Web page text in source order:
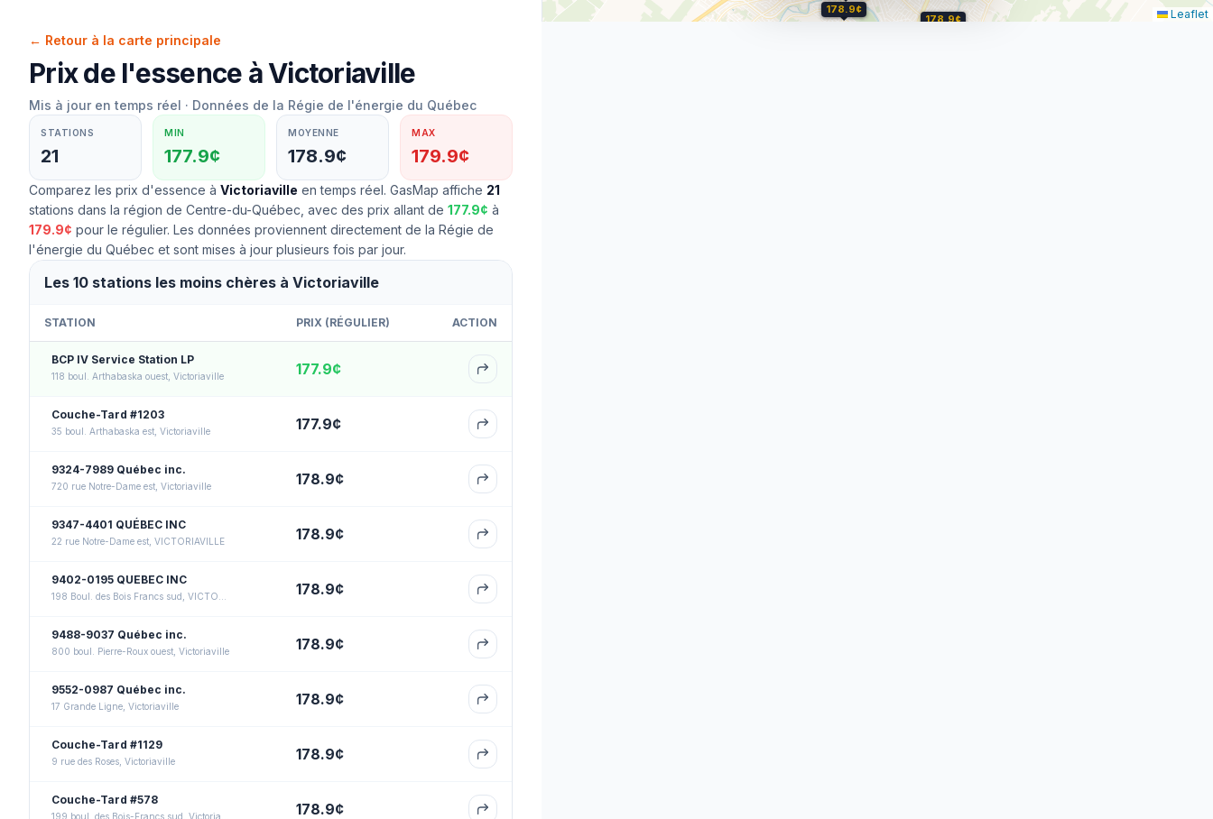
178.9¢
178.9¢ Leaflet
← Retour à la carte principale
Prix de l'essence àVictoriaville
Mis à jour en temps réel · Données de la Régie de l'énergie du Québec
STATIONS
21
MIN
177.9¢
MOYENNE
178.9¢
MAX
179.9¢
Comparez les prix d'essence à Victoriaville en temps réel. GasMap affiche 21
stations dans la région de Centre-du-Québec , avec des prix allant de 177.9¢ à
179.9¢ pour le régulier. Les données proviennent directement de la Régie de
l'énergie du Québec et sont mises à jour plusieurs fois par jour.
Les 10 stations les moins chères à Victoriaville
STATION PRIX (RÉGULIER) ACTION
BCP IV Service Station LP
118 boul. Arthabaska ouest, Victoriaville 177.9¢
Couche-Tard #1203
35 boul. Arthabaska est, Victoriaville 177.9¢
9324-7989 Québec inc.
720 rue Notre-Dame est, Victoriaville 178.9¢
9347-4401 QUÉBEC INC
22 rue Notre-Dame est, VICTORIAVILLE 178.9¢
9402-0195 QUEBEC INC
178.9¢
9488-9037 Québec inc.
800 boul. Pierre-Roux ouest, Victoriaville 178.9¢
9552-0987 Québec inc.
17 Grande Ligne, Victoriaville 178.9¢
Couche-Tard #1129
9 rue des Roses, Victoriaville 178.9¢
Couche-Tard #578
178.9¢